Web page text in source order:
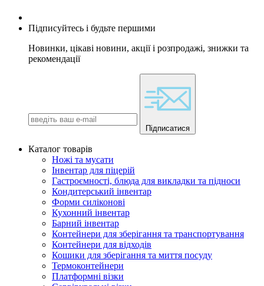
Підписуйтесь і будьте першими
Новинки, цікаві новини, акції і розпродажі, знижки та
рекомендації
Підписатися
Каталог товарів
Ножі та мусати
Інвентар для піцерій
Гастроємності, блюда для викладки та підноси
Кондитерський інвентар
Форми силіконові
Кухонний інвентар
Барний інвентар
Контейнери для зберігання та транспортування
Контейнери для відходів
Кошики для зберігання та миття посуду
Термоконтейнери
Платформні візки